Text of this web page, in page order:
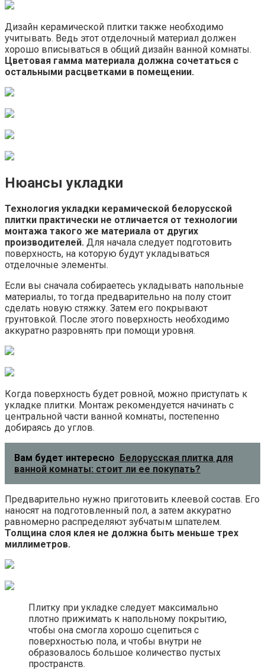
Дизайн керамической плитки также необходимо
учитывать. Ведь этот отделочный материал должен
хорошо вписываться в общий дизайн ванной комнаты.
Цветовая гамма материала должна сочетаться с
остальными расцветками в помещении.
Нюансы укладки
Технология укладки керамической белорусской
плитки практически не отличается от технологии
монтажа такого же материала от других
производителей. Для начала следует подготовить
поверхность, на которую будут укладываться
отделочные элементы.
Если вы сначала собираетесь укладывать напольные
материалы, то тогда предварительно на полу стоит
сделать новую стяжку. Затем его покрывают
грунтовкой. После этого поверхность необходимо
аккуратно разровнять при помощи уровня.
Когда поверхность будет ровной, можно приступать к
укладке плитки. Монтаж рекомендуется начинать с
центральной части ванной комнаты, постепенно
добираясь до углов.
Вам будет интересно Белорусская плитка для
ванной комнаты: стоит ли ее покупать?
Предварительно нужно приготовить клеевой состав. Его
наносят на подготовленный пол, а затем аккуратно
равномерно распределяют зубчатым шпателем.
Толщина слоя клея не должна быть меньше трех
миллиметров.
Плитку при укладке следует максимально
плотно прижимать к напольному покрытию,
чтобы она смогла хорошо сцепиться с
поверхностью пола, и чтобы внутри не
образовалось большое количество пустых
пространств.